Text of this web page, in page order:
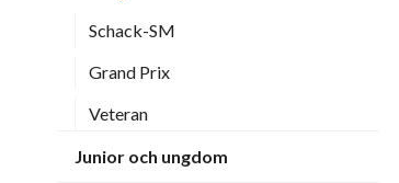
Schack-SM
Grand Prix
Veteran
Junior och ungdom